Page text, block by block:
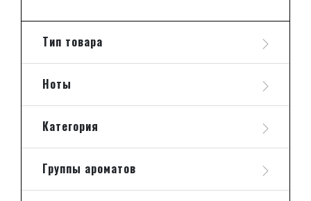
Тип товара
Ноты
Категория
Группы ароматов